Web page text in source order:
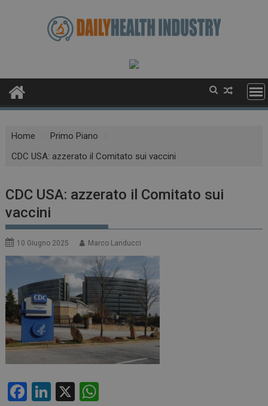
Home
Primo Piano
CDC USA: azzerato il Comitato sui vaccini
CDC USA: azzerato il Comitato sui
vaccini
10 Giugno 2025 Marco Landucci
F
Li X